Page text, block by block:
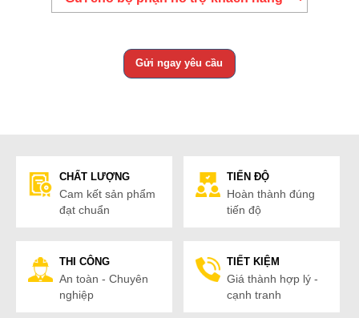
CHẤT LƯỢNG
Cam kết sản phẩm
đạt chuẩn
TIẾN ĐỘ
Hoàn thành đúng
tiến độ
THI CÔNG
An toàn - Chuyên
nghiệp
TIẾT KIỆM
Giá thành hợp lý -
cạnh tranh